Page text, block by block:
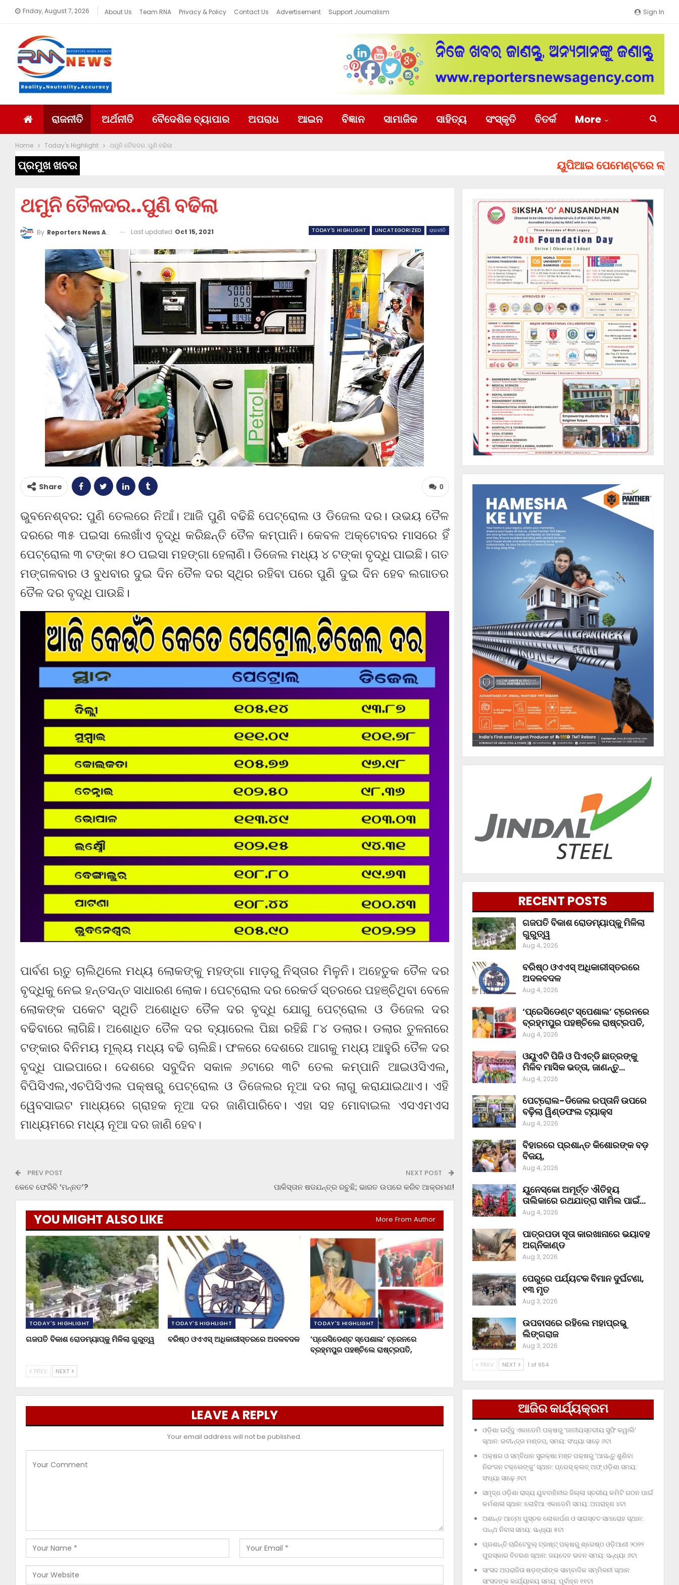
Sign In
Friday, August 7, 2026 About Us Team RNA Privacy & Policy Contact Us Advertisement Support Journalism
ରାଜନୀତି ଅର୍ଥନୀତି ବୈଦେଶିକ ବ୍ୟାପାର ଅପରାଧ ଆଇନ ବିଜ୍ଞାନ ସାମାଜିକ ସାହିତ୍ୟ ସଂସ୍କୃତି ବିତର୍କ More
Home Today's Highlight ଥମୁନି ତୈଳଦର..ପୁଣି ବଢିଲା
ପ୍ରମୁଖ ଖବର ୟୁପିଆଇ ପେମେଣ୍ଟରେ ଲାଗିପାରେ
ଥମୁନି ତୈଳଦର..ପୁଣି ବଢିଲା
TODAY'S HIGHLIGHT UNCATEGORIZED ରାଜନୀତି
By Reporters News Agency Last updated Oct 15, 2021
0
Share
ଭୁବନେଶ୍ବର: ପୁଣି ତେଲରେ ନିଆଁ। ଆଜି ପୁଣି ବଢିଛି ପେଟ୍ରୋଲ ଓ ଡିଜେଲ ଦର। ଉଭୟ ତୈଳ
ଦରରେ ୩୫ ପଇସା ଲେଖାଁଏ ବୃଦ୍ଧି କରିଛନ୍ତି ତୈଳ କମ୍ପାନି। କେବଳ ଅକ୍ଟୋବର ମାସରେ ହିଁ
ପେଟ୍ରୋଲ ୩ ଟଙ୍କା ୫୦ ପଇସା ମହଙ୍ଗା ହେଲାଣି। ଡିଜେଲ ମଧ୍ୟ ୪ ଟଙ୍କା ବୃଦ୍ଧି ପାଇଛି। ଗତ
ମଙ୍ଗଳବାର ଓ ବୁଧବାର ଦୁଇ ଦିନ ତୈଳ ଦର ସ୍ଥିର ରହିବା ପରେ ପୁଣି ଦୁଇ ଦିନ ହେବ ଲଗାତର
ତୈଳ ଦର ବୃଦ୍ଧି ପାଉଛି।
ପାର୍ବଣ ଋତୁ ଚାଲିଥିଲେ ମଧ୍ୟ ଲୋକଙ୍କୁ ମହଙ୍ଗା ମାଡ଼ରୁ ନିସ୍ତାର ମିଳୁନି। ଅହେତୁକ ତୈଳ ଦର
ବୃଦ୍ଧିକୁ ନେଇ ହନ୍ତସନ୍ତ ସାଧାରଣ ଲୋକ। ପେଟ୍ରୋଲ ଦର ରେକର୍ଡ ସ୍ତରରେ ପହଞ୍ଚିଥିବା ବେଳେ
ଲୋକଙ୍କ ପକେଟ ସ୍ଥିତି ଅଶୋଧିତ ତୈଳ ଦର ବୃଦ୍ଧି ଯୋଗୁ ପେଟ୍ରୋଲ ଓ ଡିଜେଲ ଦର
ବଢିବାରେ ଲାଗିଛି। ଅଶୋଧିତ ତୈଳ ଦର ବ୍ୟାରେଲ ପିଛା ରହିଛି ୮୪ ଡଲାର। ଡଲାର ତୁଳନାରେ
ଟଙ୍କାର ବିନିମୟ ମୂଲ୍ୟ ମଧ୍ୟ ବଢି ଚାଲିଛି। ଫଳରେ ଦେଶରେ ଆଗକୁ ମଧ୍ୟ ଆହୁରି ତୈଳ ଦର
ବୃଦ୍ଧି ପାଇପାରେ। ଦେଶରେ ସବୁଦିନ ସକାଳ ୬ଟାରେ ୩ଟି ତେଲ କମ୍ପାନି ଆଇଓସିଏଲ,
ବିପିସିଏଲ,ଏଚପିସିଏଲ ପକ୍ଷରୁ ପେଟ୍ରୋଲ ଓ ଡିଜେଲର ନୂଆ ଦର ଲାଗୁ କରାଯାଇଥାଏ। ଏହି
ୱେବସାଇଟ ମାଧ୍ୟରେ ଗ୍ରାହକ ନୂଆ ଦର ଜାଣିପାରିବେ। ଏହା ସହ ମୋବାଇଲ ଏସଏମଏସ
ମାଧ୍ୟମରେ ମଧ୍ୟ ନୂଆ ଦର ଜାଣି ହେବ।
PREV POST
କେବେ ଫେରିବି ‘ମନ୍ନତ’?
NEXT POST
ପାକିସ୍ତାନ ଷଡଯନ୍ତ୍ର ରଚୁଛି; ଭାରତ ଉପରେ କରିବ ଆକ୍ରମଣ!
YOU MIGHT ALSO LIKE More From Author
TODAY'S HIGHLIGHT
ଗଜପତି ବିକାଶ ରୋଡମ୍ୟାପ୍‌କୁ ମିଳିଲା ଗୁରୁତ୍ୱ
TODAY'S HIGHLIGHT
ବରିଷ୍ଠ ଓଏଏସ୍‌ ଅଧିକାରୀସ୍ତରରେ ଅଦଳବଦଳ
TODAY'S HIGHLIGHT
‘ପ୍ରେସିଡେଣ୍ଟ ସ୍ପେଶାଲ’ ଟ୍ରେନରେ
ବ୍ରହ୍ମପୁର ପହଞ୍ଚିଲେ ରାଷ୍ଟ୍ରପତି,
PREV NEXT
LEAVE A REPLY
Your email address will not be published.
RECENT POSTS
ଗଜପତି ବିକାଶ ରୋଡମ୍ୟାପ୍‌କୁ ମିଳିଲା
ଗୁରୁତ୍ୱ
Aug 4, 2026
ବରିଷ୍ଠ ଓଏଏସ୍‌ ଅଧିକାରୀସ୍ତରରେ
ଅଦଳବଦଳ
Aug 4, 2026
‘ପ୍ରେସିଡେଣ୍ଟ ସ୍ପେଶାଲ’ ଟ୍ରେନରେ
ବ୍ରହ୍ମପୁର ପହଞ୍ଚିଲେ ରାଷ୍ଟ୍ରପତି,
Aug 4, 2026
ଓୟୁଏଟି ପିଜି ଓ ପିଏଚ୍‌ଡି ଛାତ୍ରଙ୍କୁ
ମିଳିବ ମାସିକ ଭତ୍ତା, ଜାଣନ୍ତୁ…
Aug 4, 2026
ପେଟ୍ରୋଲ-ଡିଜେଲ ରପ୍ତାନି ଉପରେ
ବଢ଼ିଲା ୱିଣ୍ଡଫଲ ଟ୍ୟାକ୍ସ
Aug 4, 2026
ବିହାରରେ ପ୍ରଶାନ୍ତ କିଶୋରଙ୍କ ବଡ଼
ବିଜୟ,
Aug 4, 2026
ୟୁନେସ୍କୋ ଅମୂର୍ତ୍ତ ଐତିହ୍ୟ
ତାଲିକାରେ ରଥଯାତ୍ରା ସାମିଲ ପାଇଁ…
Aug 4, 2026
ପାତ୍ରପଡା ସୂତା କାରଖାନାରେ ଭୟାବହ
ଅଗ୍ନିକାଣ୍ଡ
Aug 3, 2026
ପେରୁରେ ପର୍ଯ୍ୟଟକ ବିମାନ ଦୁର୍ଘଟଣା,
୧୩ ମୃତ
Aug 3, 2026
ଉପବାସରେ ରହିଲେ ମହାପ୍ରଭୁ
ଲିଙ୍ଗରାଜ
Aug 3, 2026
PREV NEXT 1 of 954
ଆଜିର କାର୍ଯ୍ୟକ୍ରମ
ଓଡ଼ିଶା ଊର୍ଦ୍ଦୁ ଏକାଡେମି ପକ୍ଷରୁ ‘ଜାତୀୟସ୍ତରୀୟ ସୁଫି କୱାଲି’
ସ୍ଥାନ: ରବୀନ୍ଦ୍ର ମଣ୍ଡପ, ସମୟ: ସଂଧ୍ୟା ସାଢ଼େ ୬ଟା
ଅକ୍ଷର ଓ ସମ୍ବିଧାନ ସୁରକ୍ଷା ମଞ୍ଚ ପକ୍ଷରୁ ‘ଆସନ୍ତୁ ଶୁଣିବା
ନିରଂଜନ ଟକ୍‌ଲେଙ୍କୁ’ ସ୍ଥାନ: ପ୍ରେସ୍‌ କ୍ଲବ୍‌ ଅଫ୍‌ ଓଡ଼ିଶା ସମୟ:
ସଂଧ୍ୟା ସାଢ଼େ ୬ଟା
ସମୃଦ୍ଧ ଓଡ଼ିଶା ରାଜ୍ୟ ଯୁବବାହିନୀର ଜିଲ୍ଲା ସ୍ତରୀୟ କମିଟି ଗଠନ ପାଇଁ
କର୍ମଶାଳା ସ୍ଥାନ: ଲୋହିଆ ଏକାଡେମି ସମୟ: ଅପରାହ୍‌ଣ ୪ଟା
ଅଶାନ୍ତ ଆତ୍ମା ପୁସ୍ତକ ଲୋକାର୍ପଣ ଓ ସାରସ୍ବତ ସମାରୋହ ସ୍ଥାନ:
ପାନ୍ଥ ନିବାସ ସମୟ: ସନ୍ଧ୍ୟା ୫ଟା
ପ୍ରଶାନ୍ତି ଚାରିଟେବୁଲ୍‌ ଟ୍ରଷ୍ଟ୍‌ ପକ୍ଷରୁ ଶ୍ରେଷ୍ଠ ଓଡ଼ିଆଣୀ ୨୦୨୨
ପୁରସ୍କାର ବିତରଣ ସ୍ଥାନ: ଜୟଦେବ ଭବନ ସମୟ: ସନ୍ଧ୍ୟା ୬ଟା
ସାଂସଦ ଅପରାଜିତା ଷଡ଼ଙ୍ଗୀଙ୍କ ସାମ୍ବାଦିକ ସମ୍ମିଳନୀ ସ୍ଥାନ:
ସାଂସଦଙ୍କ କାର୍ଯ୍ୟାଳୟ ସମୟ: ପୂର୍ବାହ୍ନ ୧୧ଟା